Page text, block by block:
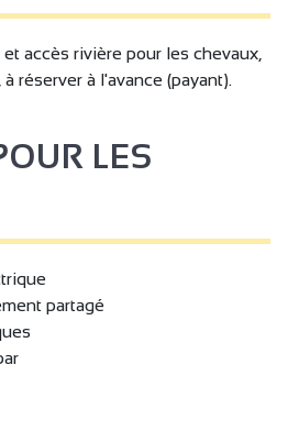
les locatifs
accès rivière pour les chevaux,
réserver à l'avance (payant).
LES
partagé